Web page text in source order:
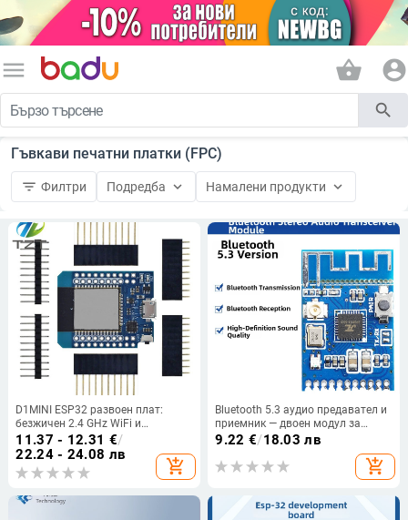
menu shopping_basket account_circle
search
Гъвкави печатни платки (FPC)
filter_list Филтри Подредба keyboard_arrow_down Намалени продукти keyboard_arrow_down
D1MINI ESP32 развоен плат:
безжичен 2.4 GHz WiFi и
Bluetooth, двуядрен процесор
11.37 - 12.31 €/
22.24 - 24.08 лв
add_shopping_cart
Bluetooth 5.3 аудио предавател и
приемник — двоен модул за
стерео безжично предаване на
9.22 €/18.03 лв
add_shopping_cart